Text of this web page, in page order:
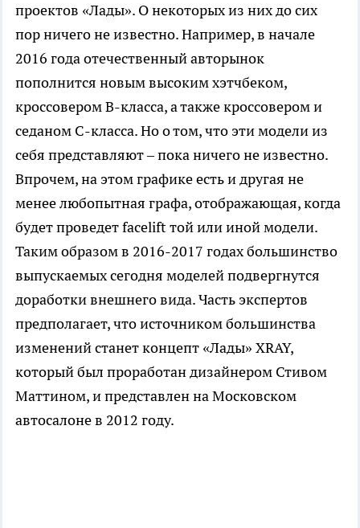
проектов «Лады». О некоторых из них до сих
пор ничего не известно. Например, в начале
2016 года отечественный авторынок
пополнится новым высоким хэтчбеком,
кроссовером B-класса, а также кроссовером и
седаном C-класса. Но о том, что эти модели из
себя представляют – пока ничего не известно.
Впрочем, на этом графике есть и другая не
менее любопытная графа, отображающая, когда
будет проведет facelift той или иной модели.
Таким образом в 2016-2017 годах большинство
выпускаемых сегодня моделей подвергнутся
доработки внешнего вида. Часть экспертов
предполагает, что источником большинства
изменений станет концепт «Лады» XRAY,
который был проработан дизайнером Стивом
Маттином, и представлен на Московском
автосалоне в 2012 году.